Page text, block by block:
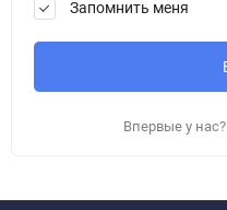
Запомнить меня
Впервые у нас?